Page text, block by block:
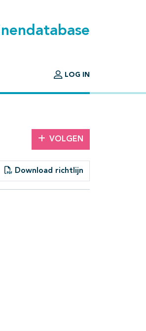
LOG IN
VOLGEN
Download richtlijn